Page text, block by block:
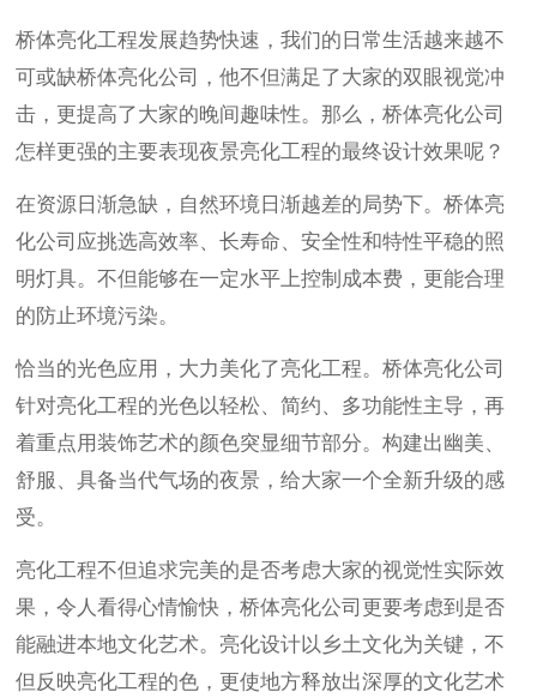
桥体亮化工程发展趋势快速，我们的日常生活越来越不
可或缺桥体亮化公司，他不但满足了大家的双眼视觉冲
击，更提高了大家的晚间趣味性。那么，桥体亮化公司
怎样更强的主要表现夜景亮化工程的最终设计效果呢？
在资源日渐急缺，自然环境日渐越差的局势下。桥体亮
化公司应挑选高效率、长寿命、安全性和特性平稳的照
明灯具。不但能够在一定水平上控制成本费，更能合理
的防止环境污染。
恰当的光色应用，大力美化了亮化工程。桥体亮化公司
针对亮化工程的光色以轻松、简约、多功能性主导，再
着重点用装饰艺术的颜色突显细节部分。构建出幽美、
舒服、具备当代气场的夜景，给大家一个全新升级的感
受。
亮化工程不但追求完美的是否考虑大家的视觉性实际效
果，令人看得心情愉快，桥体亮化公司更要考虑到是否
能融进本地文化艺术。亮化设计以乡土文化为关键，不
但反映亮化工程的色，更使地方释放出深厚的文化艺术